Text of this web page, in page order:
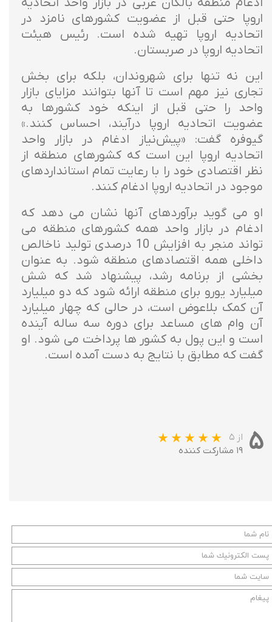
اروپا حتی قبل از عضویت کشورهای نامزد در
اتحادیه اروپا تهیه شده است. رئیس هیئت
اتحادیه اروپا در صربستان.
این نه تنها برای شهروندان، بلکه برای بخش
تجاری نیز مهم است تا آنها بتوانند مزایای بازار
واحد را حتی قبل از اینکه خود کشورها به
عضویت اتحادیه اروپا درآیند، احساس کنند.»
گیوفره گفت: «پیش‌نیاز ادغام در بازار واحد
اتحادیه اروپا این است که کشورهای منطقه از
نظر اقتصادی خود را با رعایت تمام استانداردهای
موجود در اتحادیه اروپا ادغام کنند.
او می گوید برآوردهای آنها نشان می دهد که
ادغام در بازار واحد همه کشورهای منطقه می
تواند منجر به افزایش 10 درصدی تولید ناخالص
داخلی همه اقتصادهای منطقه شود. به عنوان
بخشی از برنامه رشد، پیشنهاد شد که شش
میلیارد یورو برای منطقه ارائه شود که دو میلیارد
آن کمک بلاعوض است، در حالی که چهار میلیارد
آن وام های مساعد برای دوره سه ساله آینده
است و این پول به کشور ها پرداخت می شود. او
گفت که مطابق با نتایج به دست آمده است.
۵ از ۵
۱۹ مشارکت کننده